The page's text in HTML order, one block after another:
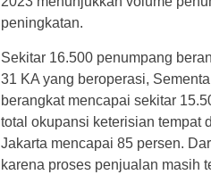
peningkatan.
Sekitar 16.500 penumpang
31 KA yang beroperasi,
berangkat mencapai sekitar
total okupansi keterisian tempat
Jakarta mencapai 85 persen.
karena proses penjualan masih